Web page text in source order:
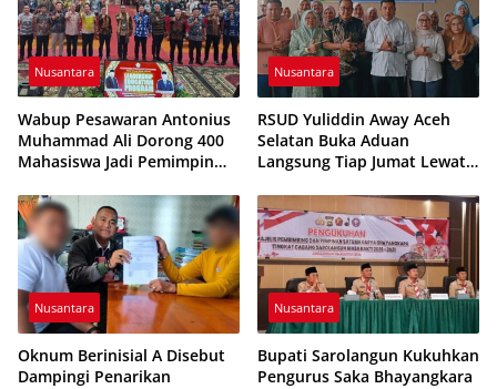
Nusantara
Wabup Pesawaran Antonius
Muhammad Ali Dorong 400
Mahasiswa Jadi Pemimpin
Nusantara
RSUD Yuliddin Away Aceh
Selatan Buka Aduan
Langsung Tiap Jumat Lewat
Nusantara
Oknum Berinisial A Disebut
Dampingi Penarikan
Nusantara
Bupati Sarolangun Kukuhkan
Pengurus Saka Bhayangkara